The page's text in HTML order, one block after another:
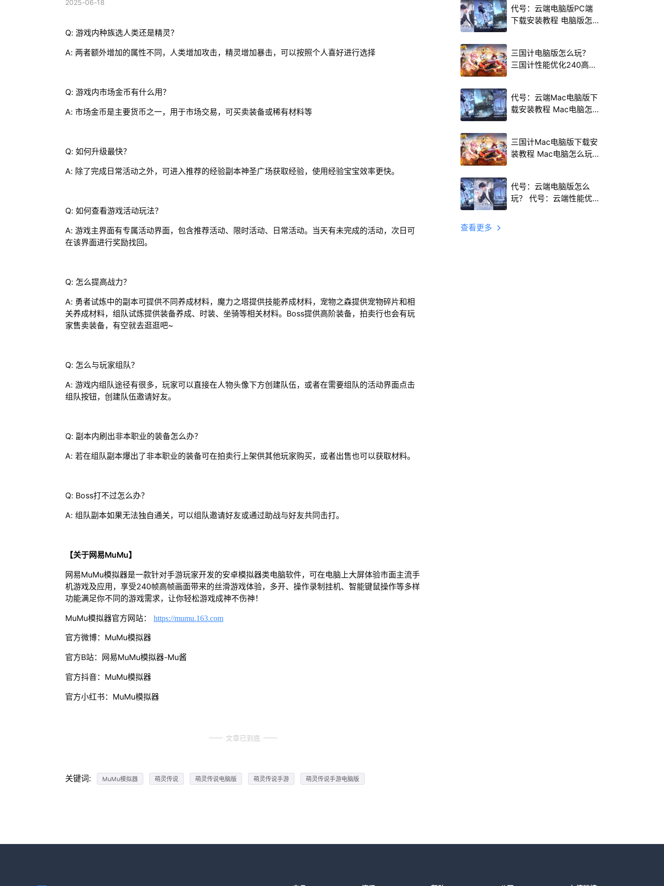
2025-06-18
Q: 游戏内种族选人类还是精灵？
A: 两者额外增加的属性不同，人类增加攻击，精灵增加暴击，可以按照个人喜好进行选择
Q: 游戏内市场金币有什么用？
A: 市场金币是主要货币之一，用于市场交易，可买卖装备或稀有材料等
Q: 如何升级最快？
A: 除了完成日常活动之外，可进入推荐的经验副本神圣广场获取经验，使用经验宝宝效率更快。
Q: 如何查看游戏活动玩法？
A: 游戏主界面有专属活动界面，包含推荐活动、限时活动、日常活动。当天有未完成的活动，次日可
在该界面进行奖励找回。
Q: 怎么提高战力？
A: 勇者试炼中的副本可提供不同养成材料，魔力之塔提供技能养成材料，宠物之森提供宠物碎片和相
关养成材料，组队试炼提供装备养成、时装、坐骑等相关材料。Boss提供高阶装备，拍卖行也会有玩
家售卖装备，有空就去逛逛吧~
Q: 怎么与玩家组队？
A: 游戏内组队途径有很多，玩家可以直接在人物头像下方创建队伍，或者在需要组队的活动界面点击
组队按钮，创建队伍邀请好友。
Q: 副本内刷出非本职业的装备怎么办？
A: 若在组队副本爆出了非本职业的装备可在拍卖行上架供其他玩家购买，或者出售也可以获取材料。
Q: Boss打不过怎么办？
A: 组队副本如果无法独自通关，可以组队邀请好友或通过助战与好友共同击打。
【关于网易MuMu】
网易MuMu模拟器是一款针对手游玩家开发的安卓模拟器类电脑软件，可在电脑上大屏体验市面主流手
机游戏及应用，享受240帧高帧画面带来的丝滑游戏体验，多开、操作录制挂机、智能键鼠操作等多样
功能满足你不同的游戏需求，让你轻松游戏成神不伤神！
MuMu模拟器官方网站： https://mumu.163.com
官方微博：MuMu模拟器
官方B站：网易MuMu模拟器-Mu酱
官方抖音：MuMu模拟器
官方小红书：MuMu模拟器
文章已到底
关键词: MuMu模拟器 萌灵传说 萌灵传说电脑版 萌灵传说手游 萌灵传说手游电脑版
代号：云端电脑版PC端
下载安装教程 电脑版怎
三国计电脑版怎么玩？
三国计性能优化240高帧
代号：云端Mac电脑版下
载安装教程 Mac电脑怎
三国计Mac电脑版下载安
装教程 Mac电脑怎么玩
代号：云端电脑版怎么
玩？ 代号：云端性能优
查看更多